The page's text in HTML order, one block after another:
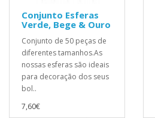
Conjunto Esferas
Verde, Bege & Ouro
Conjunto de 50 peças de
diferentes tamanhos.As
nossas esferas são ideais
para decoração dos seus
bol..
7,60€